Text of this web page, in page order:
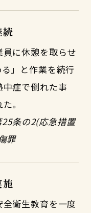
続
に休憩を取らせ
」と作業を続行
症で倒れた事
。
条の2(応急措置
罪
衛生教育を一度